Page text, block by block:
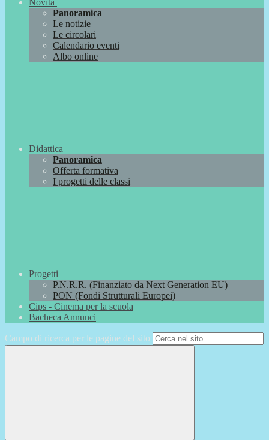
Novità
Panoramica
Le notizie
Le circolari
Calendario eventi
Albo online
Didattica
Panoramica
Offerta formativa
I progetti delle classi
Progetti
P.N.R.R. (Finanziato da Next Generation EU)
PON (Fondi Strutturali Europei)
Cips - Cinema per la scuola
Bacheca Annunci
Campo di ricerca per le pagine del sito